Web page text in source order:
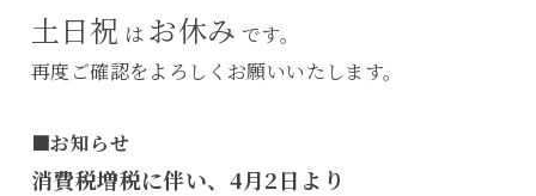
土日祝 は お休み です。
再度ご確認をよろしくお願いいたします。
■お知らせ
消費税増税に伴い、4月2日より